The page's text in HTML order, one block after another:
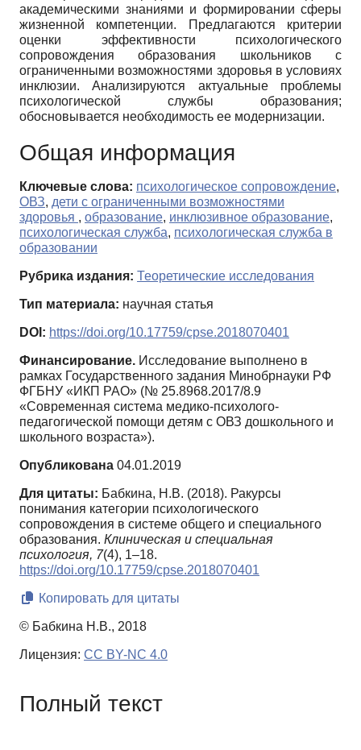
академическими знаниями и формировании сферы
жизненной компетенции. Предлагаются критерии
оценки эффективности психологического
сопровождения образования школьников с
ограниченными возможностями здоровья в условиях
инклюзии. Анализируются актуальные проблемы
психологической службы образования;
обосновывается необходимость ее модернизации.
Общая информация
Ключевые слова: психологическое сопровождение,
ОВЗ, дети с ограниченными возможностями
здоровья , образование, инклюзивное образование,
психологическая служба, психологическая служба в
образовании
Рубрика издания: Теоретические исследования
Тип материала: научная статья
DOI: https://doi.org/10.17759/cpse.2018070401
Финансирование. Исследование выполнено в
рамках Государственного задания Минобрнауки РФ
ФГБНУ «ИКП РАО» (№ 25.8968.2017/8.9
«Современная система медико-психолого-
педагогической помощи детям с ОВЗ дошкольного и
школьного возраста»).
Опубликована 04.01.2019
Для цитаты: Бабкина, Н.В. (2018). Ракурсы
понимания категории психологического
сопровождения в системе общего и специального
образования. Клиническая и специальная
психология, 7(4), 1–18.
https://doi.org/10.17759/cpse.2018070401
Копировать для цитаты
© Бабкина Н.В., 2018
Лицензия: CC BY-NC 4.0
Полный текст